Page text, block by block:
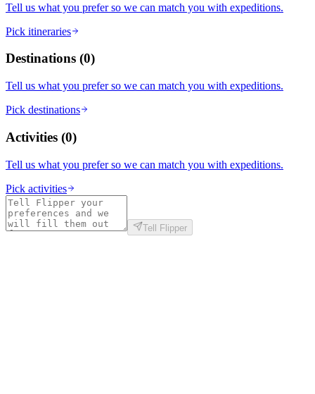
Tell us what you prefer so we can match you with expeditions.
Pick itineraries
Destinations (0)
Tell us what you prefer so we can match you with expeditions.
Pick destinations
Activities (0)
Tell us what you prefer so we can match you with expeditions.
Pick activities
Tell Flipper